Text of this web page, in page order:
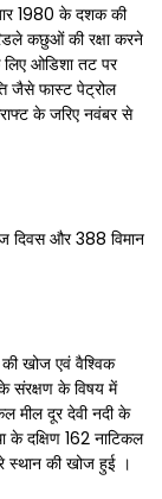
1980 के दशक की
कछुओं की रक्षा करने
ओडिशा तट पर
जैसे फास्ट पेट्रोल
के जरिए नवंबर से
दिवस और 388 विमान
खोज एवं वैश्विक
संरक्षण के विषय में
मील दूर देवी नदी के
के दक्षिण 162 नाटिकल
स्थान की खोज हुई ।